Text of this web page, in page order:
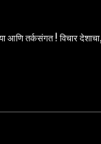
आणि तर्कसंगत ! विचार